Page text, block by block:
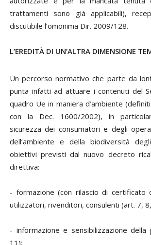
trattamenti sono già applicabili),
discutibile l’omonima Dir. 2009/128.
L’EREDITÀ DI UN’ALTRA DIMENSIONE
Un percorso normativo che parte da
punta infatti ad attuare i contenuti del
quadro Ue in maniera d’ambiente
con la Dec. 1600/2002), in
sicurezza dei consumatori e degli
dell’ambiente e della biodiversità
obiettivi previsti dal nuovo decreto
direttiva:
- formazione (con rilascio di certificato
utilizzatori, rivenditori, consulenti (art. 7,
- informazione e sensibilizzazione della
11);